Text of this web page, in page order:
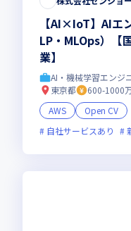
【AI×IoT】AIエ
LP・MLOps）【
業】
AI・機械学習エンジ
東京都
600-1000
AWS
Open CV
自社サービスあり